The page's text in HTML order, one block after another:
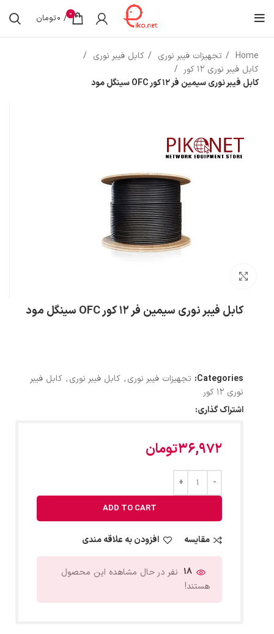
0
/
0تومان
Home تجهیزات فیبر نوری
کابل فیبر نوری
کابل فیبر نوری 12 کور
کابل فیبر نوری سیمین‌ فر 12 کور OFC سینگل مود
کابل فیبر نوری سیمین‌ فر 12 کور OFC سینگل مود
Categories: تجهیزات فیبر نوری, کابل فیبر نوری, کابل فیبر
نوری 12 کور
اشتراک گذاری:
36,972تومان
ADD TO CART
مقایسه افزودن به علاقه مندی
16 نفر در حال مشاهده این محصول
هستند!